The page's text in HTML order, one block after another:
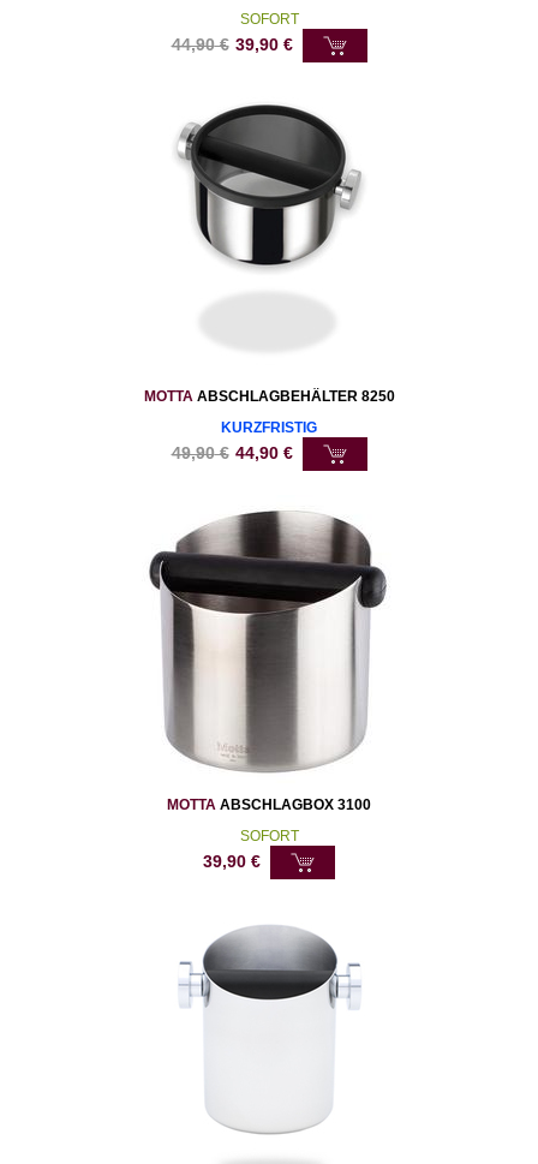
SOFORT
44,90€ 39,90€
MOTTAABSCHLAGBEHÄLTER 8250
KURZFRISTIG
49,90€ 44,90€
MOTTA ABSCHLAGBOX 3100
SOFORT
39,90 €